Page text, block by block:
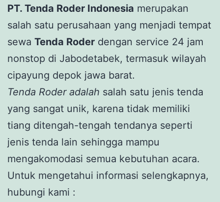
PT. Tenda Roder Indonesia merupakan
salah satu perusahaan yang menjadi tempat
sewa Tenda Roder dengan service 24 jam
nonstop di Jabodetabek, termasuk wilayah
cipayung depok jawa barat.
Tenda Roder adalah salah satu jenis tenda
yang sangat unik, karena tidak memiliki
tiang ditengah-tengah tendanya seperti
jenis tenda lain sehingga mampu
mengakomodasi semua kebutuhan acara.
Untuk mengetahui informasi selengkapnya,
hubungi kami :